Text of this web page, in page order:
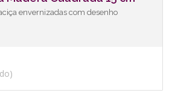
envernizadas com desenho